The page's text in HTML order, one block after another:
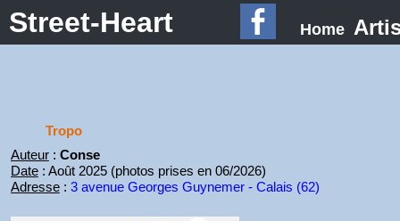
Street-Heart Home
Tropo
Auteur: Conse
Date: Août 2025 (photos prises en 06/2026)
Adresse: 3 avenue Georges Guynemer - Calais (62)